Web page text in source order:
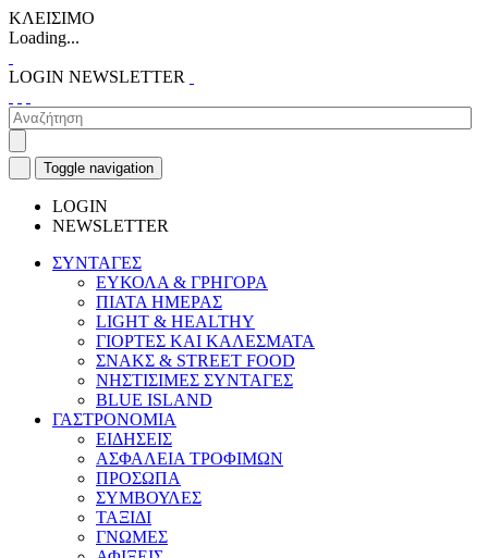
ΚΛΕΙΣΙΜΟ
Loading...
LOGIN NEWSLETTER
Toggle navigation
LOGIN
NEWSLETTER
ΣΥΝΤΑΓΕΣ
ΕΥΚΟΛΑ & ΓΡΗΓΟΡΑ
ΠΙΑΤΑ ΗΜΕΡΑΣ
LIGHT & HEALTHY
ΓΙΟΡΤΕΣ ΚΑΙ ΚΑΛΕΣΜΑΤΑ
ΣΝΑΚΣ & STREET FOOD
ΝΗΣΤΙΣΙΜΕΣ ΣΥΝΤΑΓΕΣ
BLUE ISLAND
ΓΑΣΤΡΟΝΟΜΙΑ
ΕΙΔΗΣΕΙΣ
ΑΣΦΑΛΕΙΑ ΤΡΟΦΙΜΩΝ
ΠΡΟΣΩΠΑ
ΣΥΜΒΟΥΛΕΣ
ΤΑΞΙΔΙ
ΓΝΩΜΕΣ